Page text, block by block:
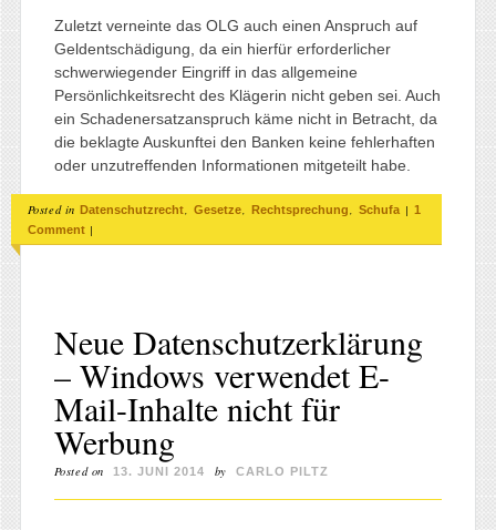
Zuletzt verneinte das OLG auch einen Anspruch auf
Geldentschädigung, da ein hierfür erforderlicher
schwerwiegender Eingriff in das allgemeine
Persönlichkeitsrecht des Klägerin nicht geben sei. Auch
ein Schadenersatzanspruch käme nicht in Betracht, da
die beklagte Auskunftei den Banken keine fehlerhaften
oder unzutreffenden Informationen mitgeteilt habe.
Posted in Datenschutzrecht, Gesetze, Rechtsprechung, Schufa | 1
Comment |
Neue Datenschutzerklärung
– Windows verwendet E-
Mail-Inhalte nicht für
Werbung
Posted on 13. JUNI 2014 by CARLO PILTZ